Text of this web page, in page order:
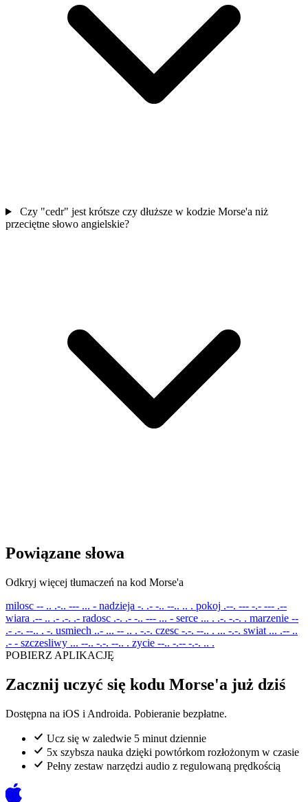
Czy "cedr" jest krótsze czy dłuższe w kodzie Morse'a niż
przeciętne słowo angielskie?
Powiązane słowa
Odkryj więcej tłumaczeń na kod Morse'a
milosc -- .. .-.. --- ... - nadzieja -. .- -.. --.. .. . pokoj .--. --- -.- --- .--
wiara .-- .. .- .-. .- radosc .-. .- -.. --- ... - serce ... . .-. -.-. . marzenie --
.- .-. --.. . -. usmiech ..- ... -- .. . -.-. czesc -.-. --.. . ... -.-. swiat ... .-- ..
.- - szczesliwy ... --.. -.-. --.. . zycie --.. -.-- -.-. .. .
POBIERZ APLIKACJĘ
Zacznij uczyć się kodu Morse'a już dziś
Dostępna na iOS i Androida. Pobieranie bezpłatne.
Ucz się w zaledwie 5 minut dziennie
5x szybsza nauka dzięki powtórkom rozłożonym w czasie
Pełny zestaw narzędzi audio z regulowaną prędkością